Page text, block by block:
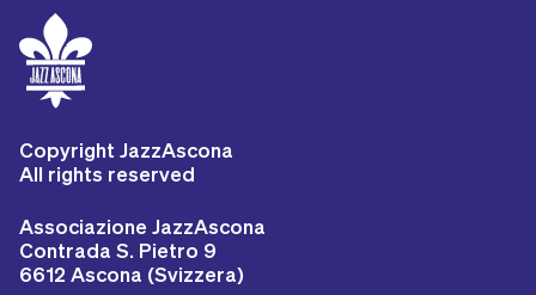
Copyright JazzAscona
All rights reserved
Associazione JazzAscona
Contrada S. Pietro 9
6612 Ascona (Svizzera)